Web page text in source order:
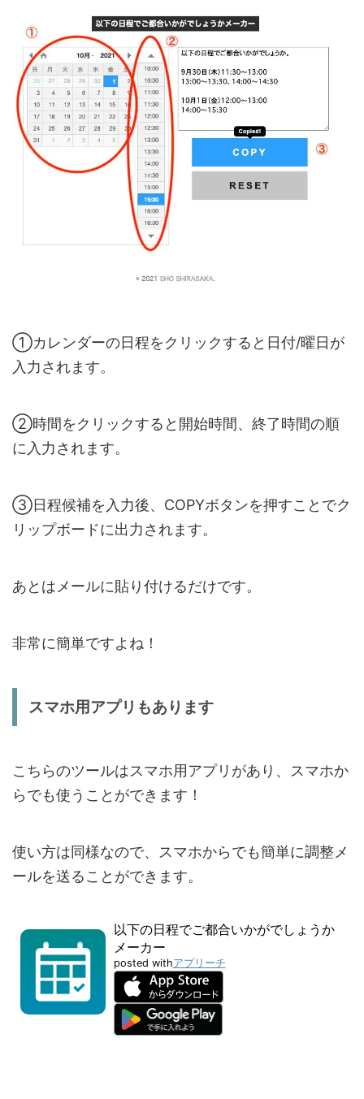
①カレンダーの日程をクリックすると日付/曜日が
入力されます。
②時間をクリックすると開始時間、終了時間の順
に入力されます。
③日程候補を入力後、COPYボタンを押すことでク
リップボードに出力されます。
あとはメールに貼り付けるだけです。
非常に簡単ですよね！
スマホ用アプリもあります
こちらのツールはスマホ用アプリがあり、スマホか
らでも使うことができます！
使い方は同様なので、スマホからでも簡単に調整メ
ールを送ることができます。
以下の日程でご都合いかがでしょうか
メーカー
posted withアプリーチ